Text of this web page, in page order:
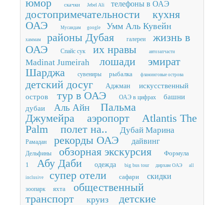
юмор скачки Jebel Ali телефоны в ОАЭ
достопримечательности
кухня
ОАЭ
Мусандам google Умм Аль Кувейн
хаммам районы Дубая галереи
жизнь в
ОАЭ
Спайс сук их нравы автозапчасти
Madinat Jumeirah лошади
эмират
Шарджа
сувениры рыбалка фламинговые острова
детский досуг Аджман
искусственный
остров
тур в ОАЭ ОАЭ в цифрах
башни
дубаи
Аль Айн
Пальма
Джумейра
аэропорт
Atlantis The
Palm
полет на.. Дубай Марина
Рамадан рекорды ОАЭ дайвинг
Дельфины обзорная экскурсия
Формула
1
Абу Даби одежда big bus tour дирхам ОАЭ all
inclusive супер отели сафари скидки
зоопарк яхта
общественный
транспорт
круиз
детские